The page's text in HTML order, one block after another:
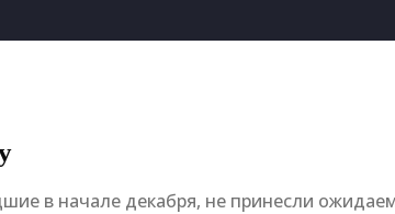
в начале декабря, не принесли